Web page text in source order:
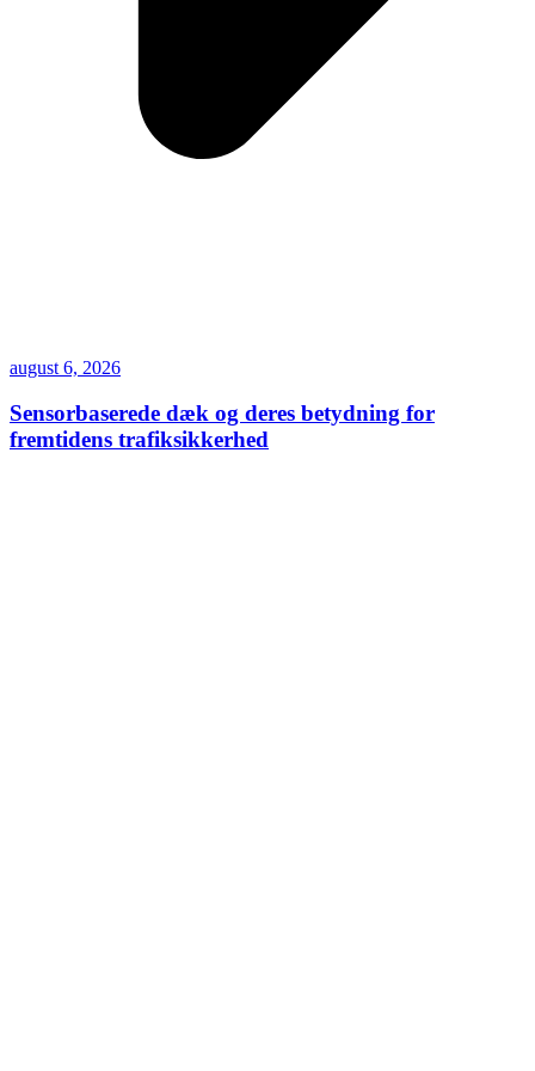
august 6, 2026
Sensorbaserede dæk og deres betydning for
fremtidens trafiksikkerhed